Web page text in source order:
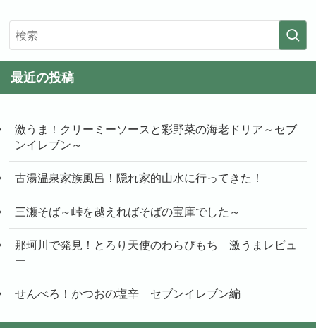
最近の投稿
激うま！クリーミーソースと彩野菜の海老ドリア～セブ
ンイレブン～
古湯温泉家族風呂！隠れ家的山水に行ってきた！
三瀬そば～峠を越えればそばの宝庫でした～
那珂川で発見！とろり天使のわらびもち 激うまレビュ
ー
せんべろ！かつおの塩辛 セブンイレブン編